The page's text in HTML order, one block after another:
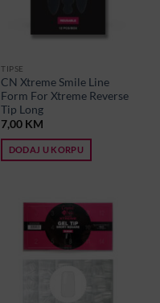
TIPSE
CN Xtreme Smile Line
Form For Xtreme Reverse
Tip Long
7,00 KM
DODAJ U KORPU